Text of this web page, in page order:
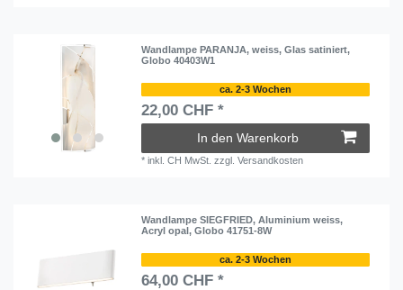
Wandlampe PARANJA, weiss, Glas satiniert,
Globo 40403W1
ca. 2-3 Wochen
22,00 CHF *
In den Warenkorb
*inkl. CH MwSt. zzgl.Versandkosten
Wandlampe SIEGFRIED, Aluminium weiss,
Acryl opal, Globo 41751-8W
ca. 2-3 Wochen
64,00 CHF *